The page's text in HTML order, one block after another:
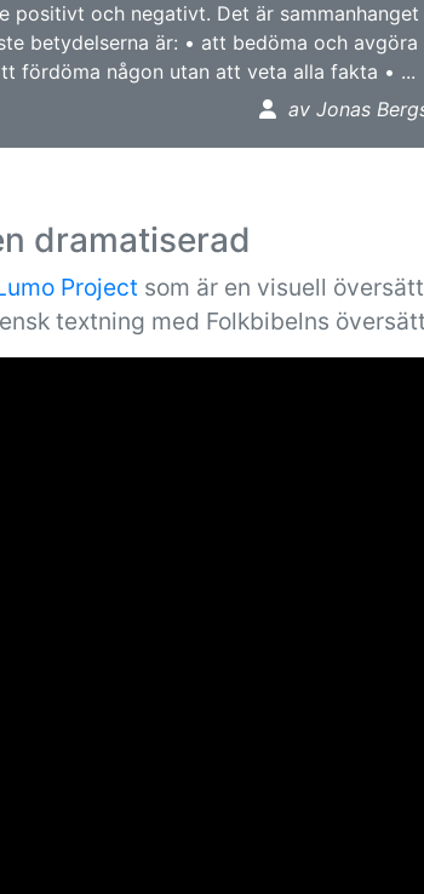
positivt och negativt. Det är sammanhanget
betydelserna är: • att bedöma och avgöra
fördöma någon utan att veta alla fakta • ...
av Jonas
dramatiserad
Project som är en visuell
textning med Folkbibelns